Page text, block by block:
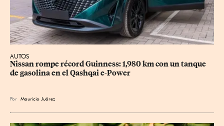
AUTOS
Nissan rompe récord Guinness: 1,980 km con un tanque
de gasolina en el Qashqai e-Power
Por Mauricio Juárez